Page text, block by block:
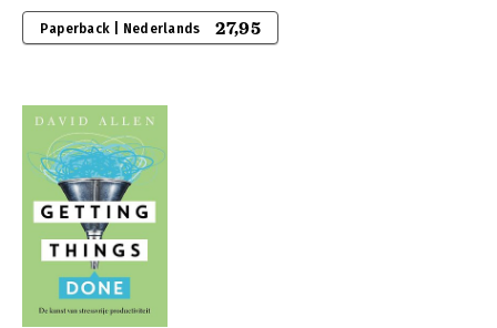
Paperback | Nederlands 27,95